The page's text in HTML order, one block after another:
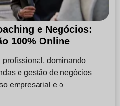
e Negócios:
100% Online
profissional, dominando
e gestão de negócios
empresarial e o